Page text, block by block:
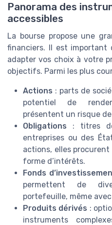
Panorama des
accessibles
La bourse propose une
financiers. Il est important
adapter vos choix à votre
objectifs. Parmi les plus
Actions : parts de
potentiel de
présentent un risque
Obligations : titres
entreprises ou des
actions, elles
forme d’intérêts.
Fonds
permettent de
portefeuille, même
Produits dérivés :
instruments